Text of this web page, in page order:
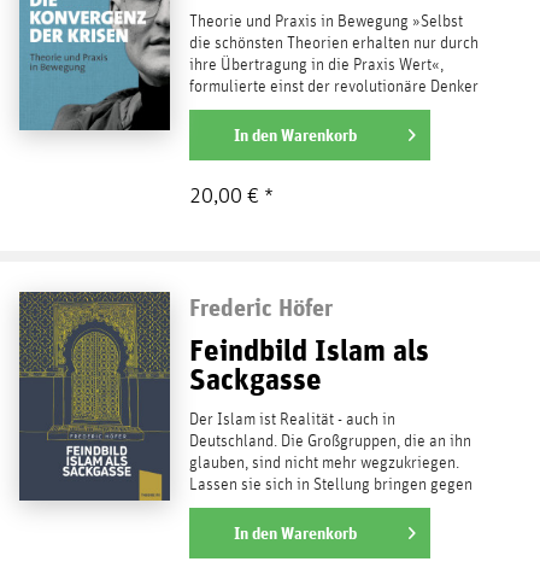
Theorie und Praxis in Bewegung »Selbst
die schönsten Theorien erhalten nur durch
ihre Übertragung in die Praxis Wert«,
formulierte einst der revolutionäre Denker
Georges Sorel....
weiterlesen
In denWarenkorb
20,00 € *
Frederic Höfer
Feindbild Islam als
Sackgasse
Der Islam ist Realität - auch in
Deutschland. Die Großgruppen, die an ihn
glauben, sind nicht mehr wegzukriegen.
Lassen sie sich in Stellung bringen gegen
einen "Westen", der...
weiterlesen
In denWarenkorb